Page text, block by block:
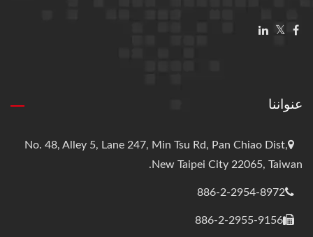
عنواننا
No. 48, Alley 5, Lane 247, Min Tsu Rd, Pan Chiao Dist,
New Taipei City 22065, Taiwan.
886-2-2954-8972
886-2-2955-9156